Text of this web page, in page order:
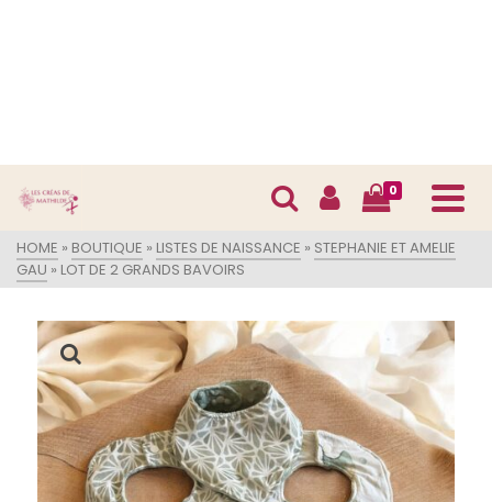
0
HOME » BOUTIQUE » LISTES DE NAISSANCE » STEPHANIE ET AMELIE
GAU » LOT DE 2 GRANDS BAVOIRS